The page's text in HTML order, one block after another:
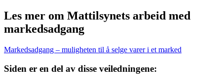
Les mer om Mattilsynets arbeid med
markedsadgang
Markedsadgang – muligheten til å selge varer i et marked
Siden er en del av disse veiledningene: